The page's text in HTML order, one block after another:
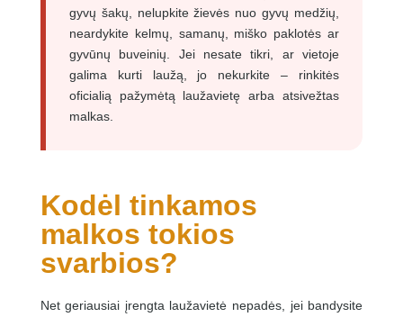
gyvų šakų, nelupkite žievės nuo gyvų medžių,
neardykite kelmų, samanų, miško paklotės ar
gyvūnų buveinių. Jei nesate tikri, ar vietoje
galima kurti laužą, jo nekurkite – rinkitės
oficialią pažymėtą laužavietę arba atsivežtas
malkas.
Kodėl tinkamos
malkos tokios
svarbios?
Net geriausiai įrengta laužavietė nepadės, jei bandysite